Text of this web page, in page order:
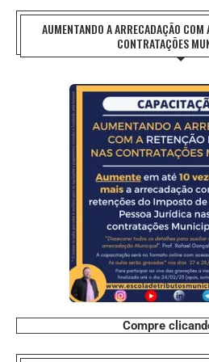
AUMENTANDO A ARRECADAÇÃO
CONTRATAÇÕES
Compre